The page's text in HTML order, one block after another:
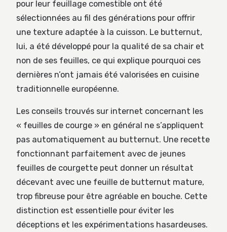
pour leur feuillage comestible ont été
sélectionnées au fil des générations pour offrir
une texture adaptée à la cuisson. Le butternut,
lui, a été développé pour la qualité de sa chair et
non de ses feuilles, ce qui explique pourquoi ces
dernières n’ont jamais été valorisées en cuisine
traditionnelle européenne.
Les conseils trouvés sur internet concernant les
« feuilles de courge » en général ne s’appliquent
pas automatiquement au butternut. Une recette
fonctionnant parfaitement avec de jeunes
feuilles de courgette peut donner un résultat
décevant avec une feuille de butternut mature,
trop fibreuse pour être agréable en bouche. Cette
distinction est essentielle pour éviter les
déceptions et les expérimentations hasardeuses.